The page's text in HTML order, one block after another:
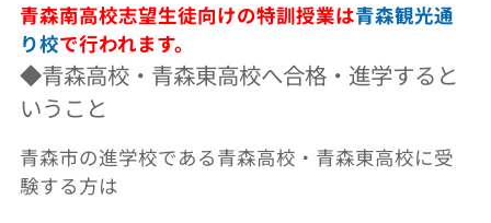
青森南高校志望生徒向けの特訓授業は青森観光通
り校で行われます。
◆青森高校・青森東高校へ合格・進学すると
いうこと
青森市の進学校である青森高校・青森東高校に受
験する方は